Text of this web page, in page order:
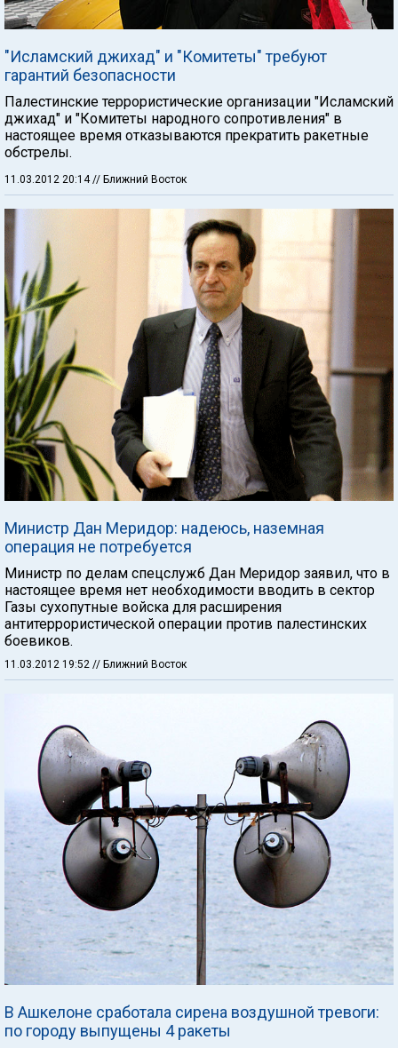
"Исламский джихад" и "Комитеты" требуют
гарантий безопасности
Палестинские террористические организации "Исламский
джихад" и "Комитеты народного сопротивления" в
настоящее время отказываются прекратить ракетные
обстрелы.
11.03.2012 20:14// Ближний Восток
Министр Дан Меридор: надеюсь, наземная
операция не потребуется
Министр по делам спецслужб Дан Меридор заявил, что в
настоящее время нет необходимости вводить в сектор
Газы сухопутные войска для расширения
антитеррористической операции против палестинских
боевиков.
11.03.2012 19:52 // Ближний Восток
В Ашкелоне сработала сирена воздушной тревоги:
по городу выпущены 4 ракеты